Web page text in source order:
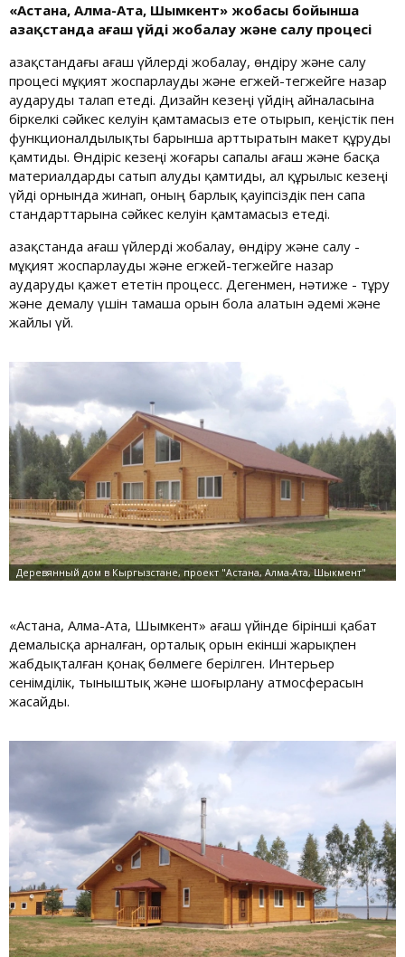
«Астана, Алма-Ата, Шымкент» жобасы бойынша
Қазақстанда ағаш үйді жобалау және салу процесі
Қазақстандағы ағаш үйлерді жобалау, өндіру және салу
процесі мұқият жоспарлауды және егжей-тегжейге назар
аударуды талап етеді. Дизайн кезеңі үйдің айналасына
біркелкі сәйкес келуін қамтамасыз ете отырып, кеңістік пен
функционалдылықты барынша арттыратын макет құруды
қамтиды. Өндіріс кезеңі жоғары сапалы ағаш және басқа
материалдарды сатып алуды қамтиды, ал құрылыс кезеңі
үйді орнында жинап, оның барлық қауіпсіздік пен сапа
стандарттарына сәйкес келуін қамтамасыз етеді.
Қазақстанда ағаш үйлерді жобалау, өндіру және салу -
мұқият жоспарлауды және егжей-тегжейге назар
аударуды қажет ететін процесс. Дегенмен, нәтиже - тұру
және демалу үшін тамаша орын бола алатын әдемі және
жайлы үй.
«Астана, Алма-Ата, Шымкент» ағаш үйінде бірінші қабат
демалысқа арналған, орталық орын екінші жарықпен
жабдықталған қонақ бөлмеге берілген. Интерьер
сенімділік, тыныштық және шоғырлану атмосферасын
жасайды.